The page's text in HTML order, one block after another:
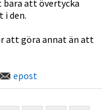
bara att övertycka
i den.
att göra annat än att
epost